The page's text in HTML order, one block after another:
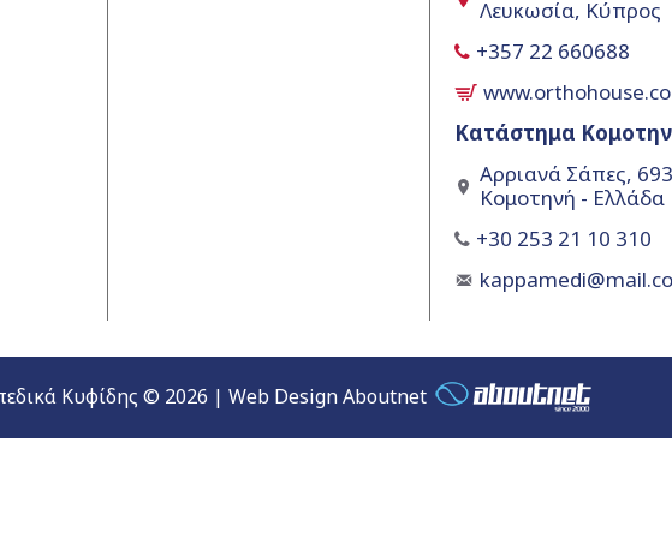
Λευκωσία, Κύπρος
+357 22 660688
Κατάστημα
Αρριανά Σάπες,
Κομοτηνή - Ελλάδα
+30 253 21 10 310
Κυφίδης © 2026 | Web Design Aboutnet